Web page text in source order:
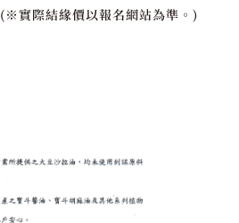
(※實際結緣價以報名網站為準。)